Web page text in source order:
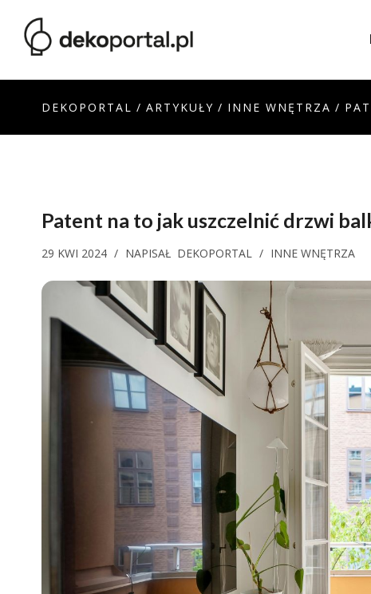
DEKOPORTAL / ARTYKUŁY / INNE WNĘTRZA /
Patent na to jak uszczelnić drzwi
29 KWI 2024 / NAPISAŁ DEKOPORTAL / INNE WNĘTRZA